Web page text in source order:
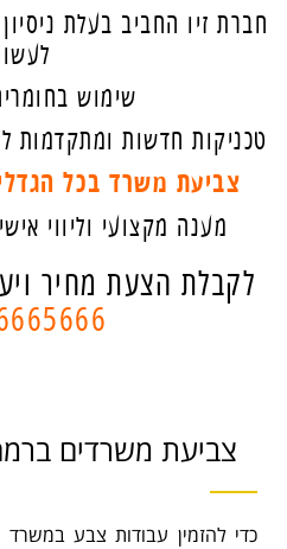
חברת זיו החביב בעלת
שימוש
טכניקות חדשות ומתקדמות
צביעת משרד בכל
מענה מקצועי וליווי
לקבלת הצעת מחיר
צביעת משרדים
כדי להזמין עבודות צבע